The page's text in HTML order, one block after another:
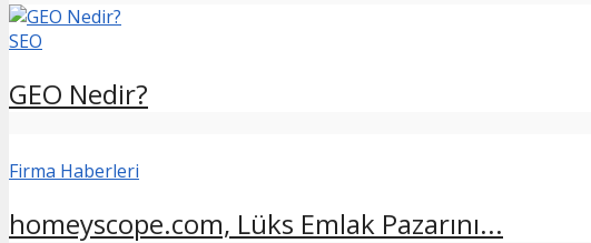
SEO
GEO Nedir?
Firma Haberleri
homeyscope.com, Lüks Emlak Pazarını...